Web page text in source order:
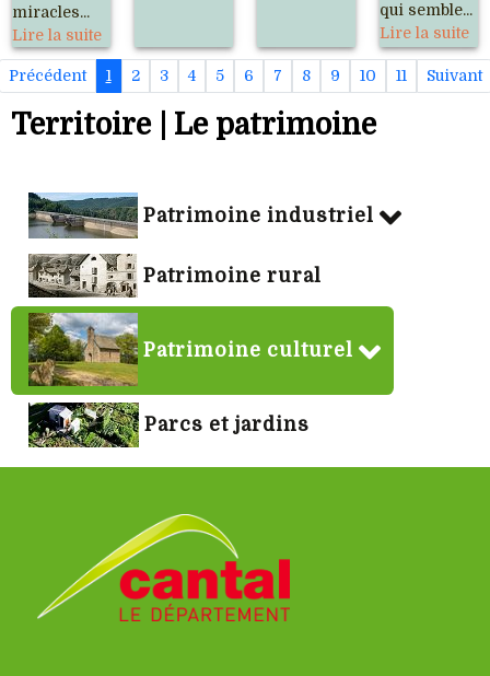
miracles...
Lire la suite
qui semble...
Lire la suite
Précédent 1 2 3 4 5 6 7 8 9 10 11 Suivant
Territoire | Le patrimoine
Patrimoine industriel
Patrimoine rural
Patrimoine culturel
Parcs et jardins